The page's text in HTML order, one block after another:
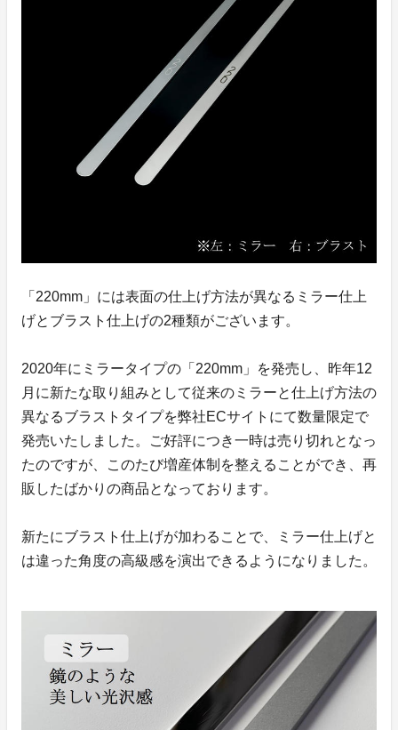
「220mm」には表面の仕上げ方法が異なるミラー仕上
げとブラスト仕上げの2種類がございます。
2020年にミラータイプの「220mm」を発売し、昨年12
月に新たな取り組みとして従来のミラーと仕上げ方法の
異なるブラストタイプを弊社ECサイトにて数量限定で
発売いたしました。ご好評につき一時は売り切れとなっ
たのですが、このたび増産体制を整えることができ、再
販したばかりの商品となっております。
新たにブラスト仕上げが加わることで、ミラー仕上げと
は違った角度の高級感を演出できるようになりました。